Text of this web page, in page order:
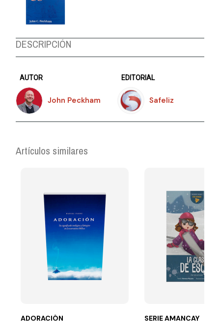
DESCRIPCIÓN
AUTOR
John Peckham
EDITORIAL
Safeliz
Artículos similares
ADORACIÓN SERIE AMANCAY